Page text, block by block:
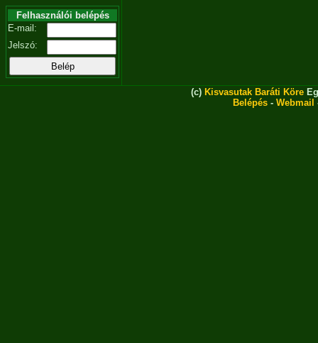
Felhasználói belépés
E-mail:
Jelszó:
(c) Kisvasutak Baráti Köre
Belépés - Webmail